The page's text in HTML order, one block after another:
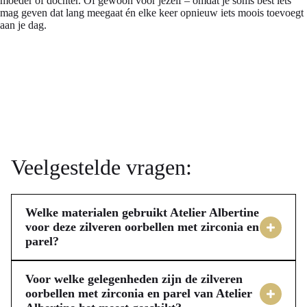
mag geven dat lang meegaat én elke keer opnieuw iets moois toevoegt
aan je dag.
Veelgestelde vragen:
Welke materialen gebruikt Atelier Albertine
voor deze zilveren oorbellen met zirconia en
parel?
Deze elegante oorbellen van Atelier Albertine zijn voor jou
vervaardigd uit echt sterling zilver. Dit materiaal zorgt voor
duurzaamheid en een blijvende glans, zodat jij er lang
Voor welke gelegenheden zijn de zilveren
oorbellen met zirconia en parel van Atelier